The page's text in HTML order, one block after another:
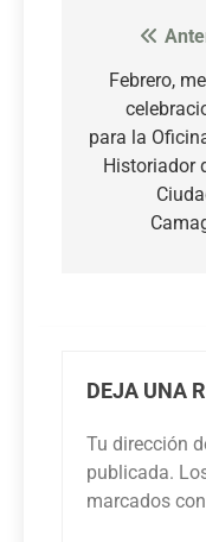
de
entradas
Febrero,
para la
Historiador
DEJA UNA
Tu dirección
publicada.
marcados con